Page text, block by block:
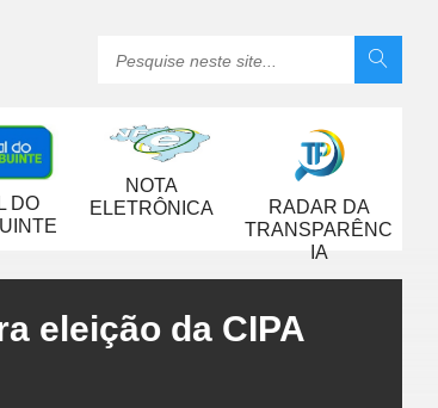
DO
NOTA
ELETRÔNICA
RADAR DA
TRANSPARÊNC
IA
eleição da CIPA